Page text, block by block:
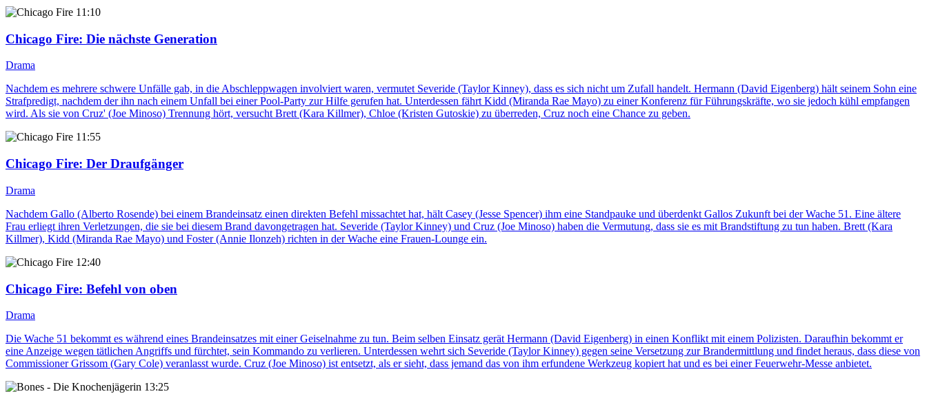
11:10
Chicago Fire: Die nächste Generation
Drama
Nachdem es mehrere schwere Unfälle gab, in die Abschleppwagen involviert waren, vermutet Severide (Taylor Kinney), dass es sich nicht um Zufall handelt. Hermann (David Eigenberg) hält seinem Sohn eine
Strafpredigt, nachdem der ihn nach einem Unfall bei einer Pool-Party zur Hilfe gerufen hat. Unterdessen fährt Kidd (Miranda Rae Mayo) zu einer Konferenz für Führungskräfte, wo sie jedoch kühl empfangen
wird. Als sie von Cruz' (Joe Minoso) Trennung hört, versucht Brett (Kara Killmer), Chloe (Kristen Gutoskie) zu überreden, Cruz noch eine Chance zu geben.
11:55
Chicago Fire: Der Draufgänger
Drama
Nachdem Gallo (Alberto Rosende) bei einem Brandeinsatz einen direkten Befehl missachtet hat, hält Casey (Jesse Spencer) ihm eine Standpauke und überdenkt Gallos Zukunft bei der Wache 51. Eine ältere
Frau erliegt ihren Verletzungen, die sie bei diesem Brand davongetragen hat. Severide (Taylor Kinney) und Cruz (Joe Minoso) haben die Vermutung, dass sie es mit Brandstiftung zu tun haben. Brett (Kara
Killmer), Kidd (Miranda Rae Mayo) und Foster (Annie Ilonzeh) richten in der Wache eine Frauen-Lounge ein.
12:40
Chicago Fire: Befehl von oben
Drama
Die Wache 51 bekommt es während eines Brandeinsatzes mit einer Geiselnahme zu tun. Beim selben Einsatz gerät Hermann (David Eigenberg) in einen Konflikt mit einem Polizisten. Daraufhin bekommt er
eine Anzeige wegen tätlichen Angriffs und fürchtet, sein Kommando zu verlieren. Unterdessen wehrt sich Severide (Taylor Kinney) gegen seine Versetzung zur Brandermittlung und findet heraus, dass diese von
Commissioner Grissom (Gary Cole) veranlasst wurde. Cruz (Joe Minoso) ist entsetzt, als er sieht, dass jemand das von ihm erfundene Werkzeug kopiert hat und es bei einer Feuerwehr-Messe anbietet.
13:25